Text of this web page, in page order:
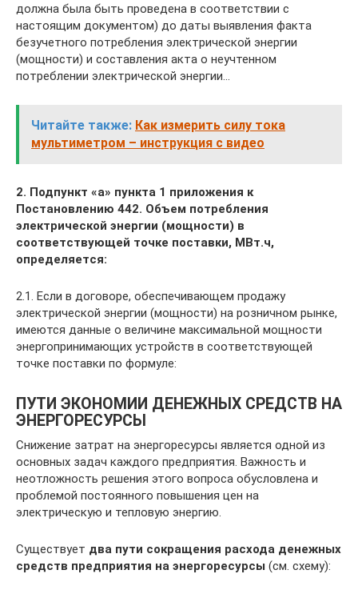
должна была быть проведена в соответствии с
настоящим документом) до даты выявления факта
безучетного потребления электрической энергии
(мощности) и составления акта о неучтенном
потреблении электрической энергии…
Читайте также: Как измерить силу тока
мультиметром – инструкция с видео
2. Подпункт «а» пункта 1 приложения к
Постановлению 442. Объем потребления
электрической энергии (мощности) в
соответствующей точке поставки, МВт.ч,
определяется:
2.1. Если в договоре, обеспечивающем продажу
электрической энергии (мощности) на розничном рынке,
имеются данные о величине максимальной мощности
энергопринимающих устройств в соответствующей
точке поставки по формуле:
ПУТИ ЭКОНОМИИ ДЕНЕЖНЫХ СРЕДСТВ НА
ЭНЕРГОРЕСУРСЫ
Снижение затрат на энергоресурсы является одной из
основных задач каждого предприятия. Важность и
неотложность решения этого вопроса обусловлена и
проблемой постоянного повышения цен на
электрическую и тепловую энергию.
Существует два пути сокращения расхода денежных
средств предприятия на энергоресурсы (см. схему):